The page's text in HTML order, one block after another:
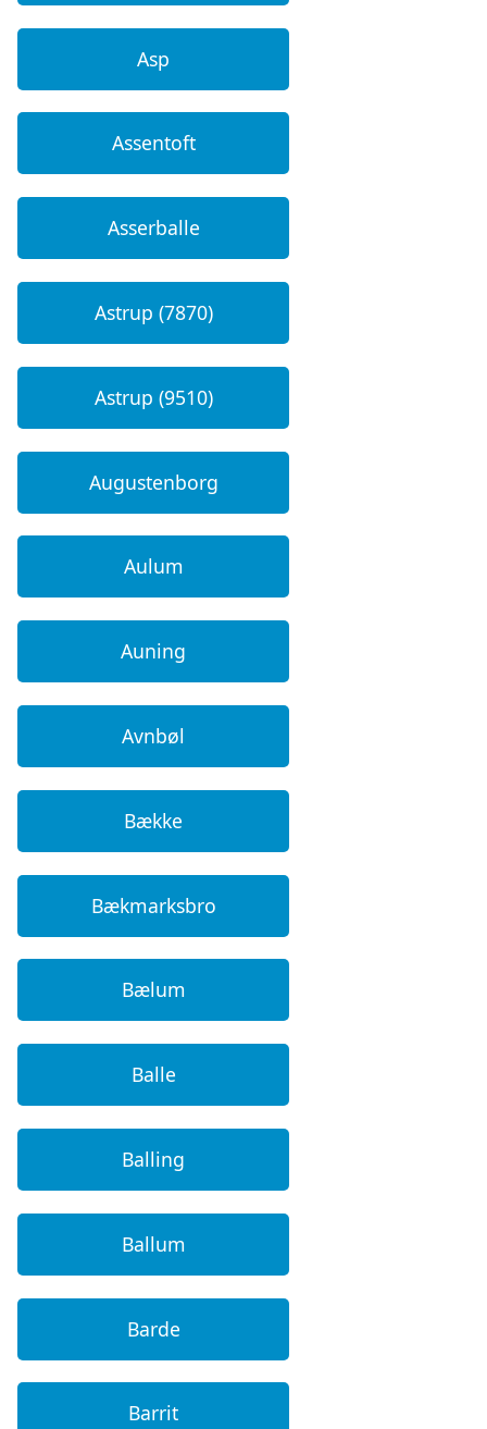
Asp
Assentoft
Asserballe
Astrup (7870)
Astrup (9510)
Augustenborg
Aulum
Auning
Avnbøl
Bække
Bækmarksbro
Bælum
Balle
Balling
Ballum
Barde
Barrit